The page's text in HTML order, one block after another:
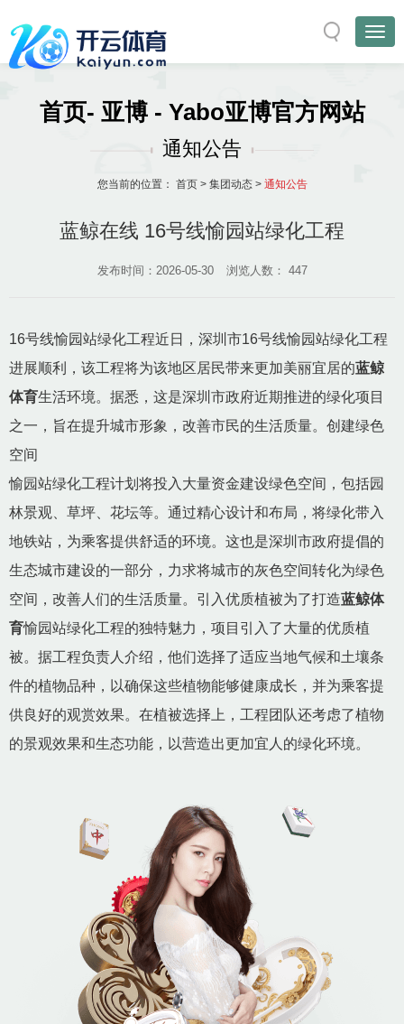
首页- 亚博 - Yabo亚博官方网站
通知公告
您当前的位置： 首页> 集团动态> 通知公告
蓝鲸在线 16号线愉园站绿化工程
发布时间：2026-05-30 浏览人数： 447
16号线愉园站绿化工程近日，深圳市16号线愉园站绿化工程
进展顺利，该工程将为该地区居民带来更加美丽宜居的蓝鲸
体育生活环境。据悉，这是深圳市政府近期推进的绿化项目
之一，旨在提升城市形象，改善市民的生活质量。创建绿色
空间
愉园站绿化工程计划将投入大量资金建设绿色空间，包括园
林景观、草坪、花坛等。通过精心设计和布局，将绿化带入
地铁站，为乘客提供舒适的环境。这也是深圳市政府提倡的
生态城市建设的一部分，力求将城市的灰色空间转化为绿色
空间，改善人们的生活质量。引入优质植被为了打造蓝鲸体
育愉园站绿化工程的独特魅力，项目引入了大量的优质植
被。据工程负责人介绍，他们选择了适应当地气候和土壤条
件的植物品种，以确保这些植物能够健康成长，并为乘客提
供良好的观赏效果。在植被选择上，工程团队还考虑了植物
的景观效果和生态功能，以营造出更加宜人的绿化环境。